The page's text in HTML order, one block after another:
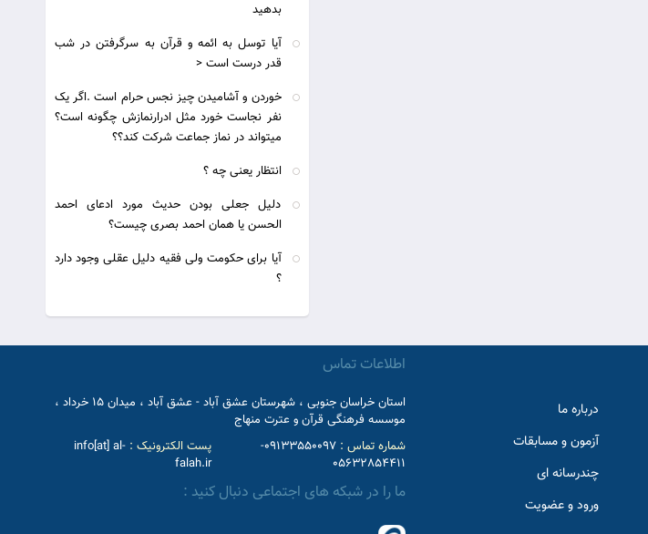
بدهید
آیا توسل به ائمه و قرآن به سرگرفتن در شب
قدر درست است <
خوردن و آشاميدن چيز نجس حرام است .اگر یک
نفر نجاست خورد مثل ادرارنمازش چگونه است؟
میتواند در نماز جماعت شرکت کند؟؟
انتظار یعنی چه ؟
دلیل جعلی بودن حدیث مورد ادعای احمد
الحسن یا همان احمد بصری چیست؟
آیا برای حکومت ولی فقیه دلیل عقلی وجود دارد
؟
درباره ما
آزمون و مسابقات
چندرسانه ای
ورود و عضویت
اطلاعات تماس
استان خراسان جنوبی ، شهرستان عشق آباد - عشق آباد ، میدان 15 خرداد ،
موسسه فرهنگی قرآن و عترت منهاج
شماره تماس :
09133550097-
05632854411
پست الکترونیک : info[at] al-
falah.ir
ما را در شبکه های اجتماعی دنبال کنید :